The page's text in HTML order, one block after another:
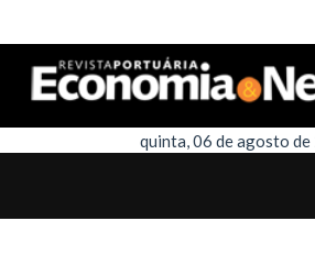
quinta, 06 de agosto